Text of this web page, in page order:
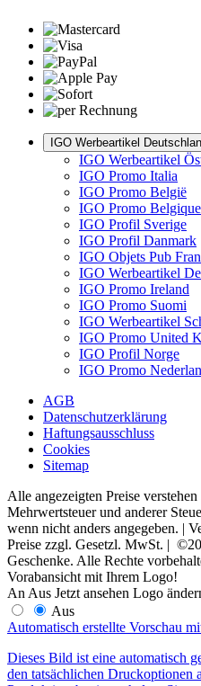
IGO Werbeartikel
IGO Werbeartikel
IGO Promo Italia
IGO Promo België
IGO Promo Belgique
IGO Profil Sverige
IGO Profil Danmark
IGO Objets Pub
IGO Werbeartikel
IGO Promo Ireland
IGO Promo Suomi
IGO Werbeartikel
IGO Promo United
IGO Profil Norge
IGO Promo
AGB
Datenschutzerklärung
Haftungsausschluss
Cookies
Sitemap
Alle angezeigten Preise
Mehrwertsteuer und anderer
wenn nicht anders angegeben. |
Preise zzgl. Gesetzl. MwSt. |
Geschenke. Alle Rechte
Vorabansicht mit Ihrem Logo!
AnAus Jetzt ansehen Logo
Aus
Automatisch erstellte Vorschau
Dieses Bild ist eine automatisch
den tatsächlichen Druckoptionen